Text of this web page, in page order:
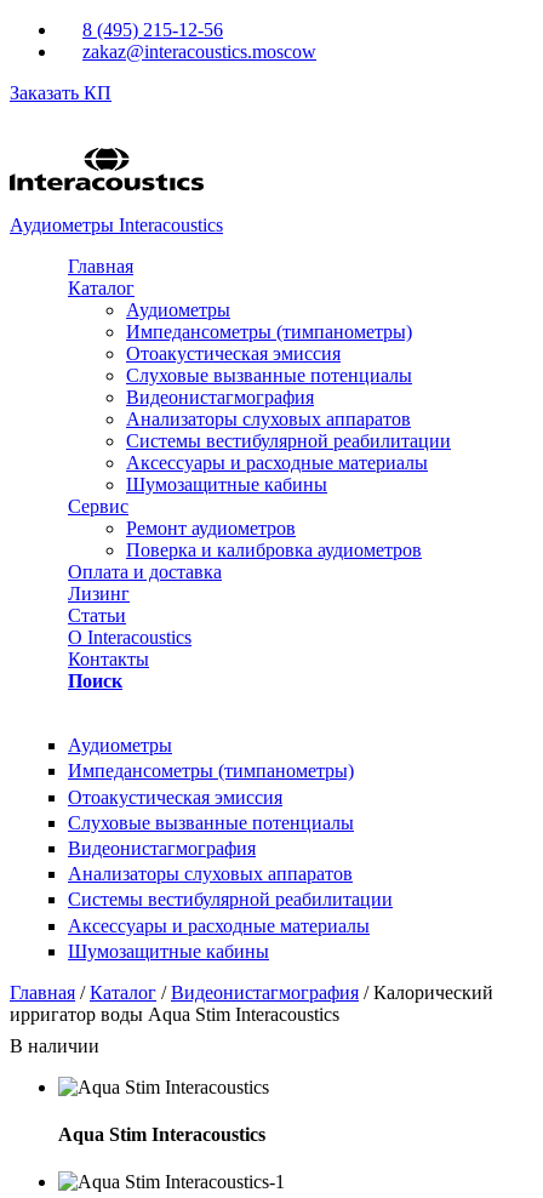
Перейти к основному содержанию
8 (495) 215-12-56
zakaz@interacoustics.moscow
Заказать КП
Аудиометры Interacoustics
Главная
Каталог
Аудиометры
Импедансометры (тимпанометры)
Отоакустическая эмиссия
Cлуховые вызванные потенциалы
Видеонистагмография
Анализаторы слуховых аппаратов
Системы вестибулярной реабилитации
Аксессуары и расходные материалы
Шумозащитные кабины
Сервис
Ремонт аудиометров
Поверка и калибровка аудиометров
Оплата и доставка
Лизинг
Статьи
О Interacoustics
Контакты
Поиск
Аудиометры
Импедансометры (тимпанометры)
Отоакустическая эмиссия
Cлуховые вызванные потенциалы
Видеонистагмография
Анализаторы слуховых аппаратов
Системы вестибулярной реабилитации
Аксессуары и расходные материалы
Шумозащитные кабины
Вы здесь
Главная /Каталог /Видеонистагмография / Калорический
ирригатор воды Aqua Stim Interacoustics
В наличии
Aqua Stim Interacoustics